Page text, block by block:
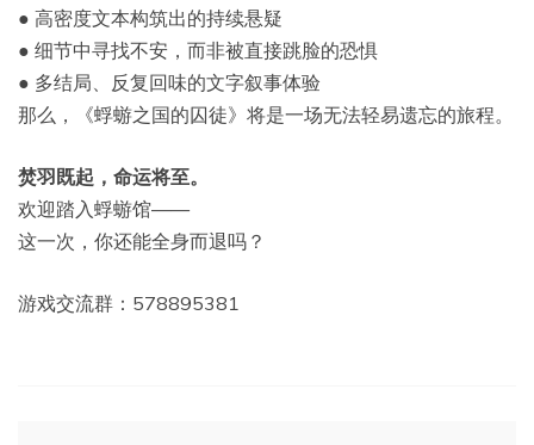
● 高密度文本构筑出的持续悬疑
● 细节中寻找不安，而非被直接跳脸的恐惧
● 多结局、反复回味的文字叙事体验
那么，《蜉蝣之国的囚徒》将是一场无法轻易遗忘的旅程。
焚羽既起，命运将至。
欢迎踏入蜉蝣馆——
这一次，你还能全身而退吗？
游戏交流群：578895381